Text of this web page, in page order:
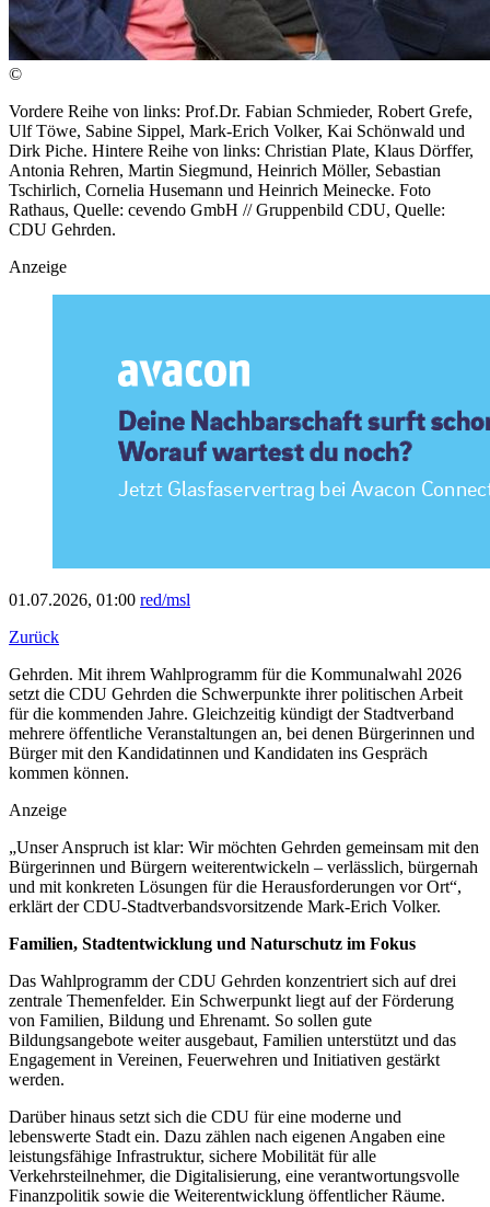
©
Vordere Reihe von links: Prof.Dr. Fabian Schmieder, Robert Grefe,
Ulf Töwe, Sabine Sippel, Mark-Erich Volker, Kai Schönwald und
Dirk Piche. Hintere Reihe von links: Christian Plate, Klaus Dörffer,
Antonia Rehren, Martin Siegmund, Heinrich Möller, Sebastian
Tschirlich, Cornelia Husemann und Heinrich Meinecke. Foto
Rathaus, Quelle: cevendo GmbH // Gruppenbild CDU, Quelle:
CDU Gehrden.
Anzeige
01.07.2026, 01:00 red/msl
Zurück
Gehrden. Mit ihrem Wahlprogramm für die Kommunalwahl 2026
setzt die CDU Gehrden die Schwerpunkte ihrer politischen Arbeit
für die kommenden Jahre. Gleichzeitig kündigt der Stadtverband
mehrere öffentliche Veranstaltungen an, bei denen Bürgerinnen und
Bürger mit den Kandidatinnen und Kandidaten ins Gespräch
kommen können.
Anzeige
„Unser Anspruch ist klar: Wir möchten Gehrden gemeinsam mit den
Bürgerinnen und Bürgern weiterentwickeln – verlässlich, bürgernah
und mit konkreten Lösungen für die Herausforderungen vor Ort“,
erklärt der CDU-Stadtverbandsvorsitzende Mark-Erich Volker.
Familien, Stadtentwicklung und Naturschutz im Fokus
Das Wahlprogramm der CDU Gehrden konzentriert sich auf drei
zentrale Themenfelder. Ein Schwerpunkt liegt auf der Förderung
von Familien, Bildung und Ehrenamt. So sollen gute
Bildungsangebote weiter ausgebaut, Familien unterstützt und das
Engagement in Vereinen, Feuerwehren und Initiativen gestärkt
werden.
Darüber hinaus setzt sich die CDU für eine moderne und
lebenswerte Stadt ein. Dazu zählen nach eigenen Angaben eine
leistungsfähige Infrastruktur, sichere Mobilität für alle
Verkehrsteilnehmer, die Digitalisierung, eine verantwortungsvolle
Finanzpolitik sowie die Weiterentwicklung öffentlicher Räume.